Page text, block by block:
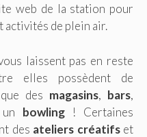
web de la station pour
activités de plein air.
laissent pas en reste
elles possèdent de
des magasins, bars,
bowling! Certaines
des ateliers créatifset